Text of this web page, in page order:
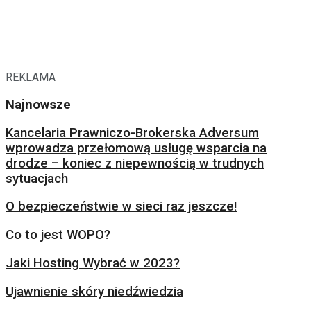
REKLAMA
Najnowsze
Kancelaria Prawniczo-Brokerska Adversum
wprowadza przełomową usługę wsparcia na
drodze – koniec z niepewnością w trudnych
sytuacjach
O bezpieczeństwie w sieci raz jeszcze!
Co to jest WOPO?
Jaki Hosting Wybrać w 2023?
Ujawnienie skóry niedźwiedzia